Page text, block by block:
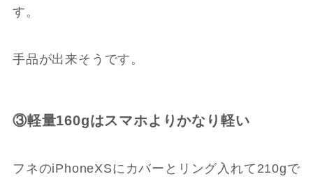
す。
手品が出来そうです。
③軽量160gはスマホよりかなり軽い
フネのiPhoneXSにカバーとリング入れて210gで